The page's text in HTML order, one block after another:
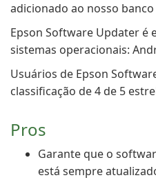
adicionado ao nosso
Epson Software Updater é
sistemas operacionais:
Usuários de Epson
classificação de 4 de 5
Pros
Garante que o
está sempre